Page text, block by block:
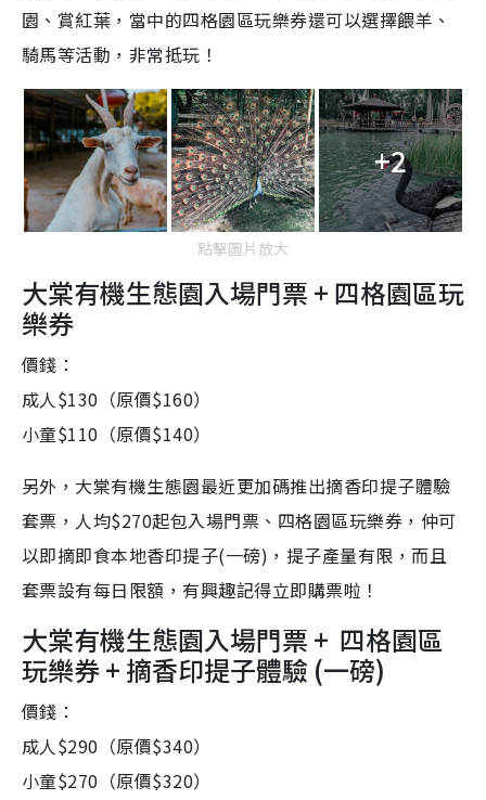
園、賞紅葉，當中的四格園區玩樂券還可以選擇餵羊、
騎馬等活動，非常抵玩！
+2
點擊圖片放大
大棠有機生態園入場門票 + 四格園區玩
樂券
價錢：
成人$130（原價$160）
小童$110（原價$140）
另外，大棠有機生態園最近更加碼推出摘香印提子體驗
套票，人均$270起包入場門票、四格園區玩樂券，仲可
以即摘即食本地香印提子(一磅) ，提子產量有限，而且
套票設有每日限額，有興趣記得立即購票啦！
大棠有機生態園入場門票 + 四格園區
玩樂券+ 摘香印提子體驗 (一磅)
價錢：
成人$290（原價$340）
小童$270（原價$320）